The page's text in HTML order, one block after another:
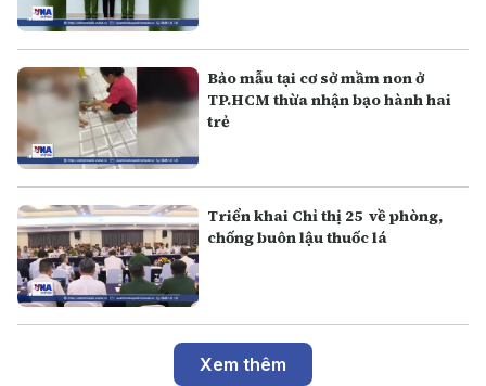
Bảo mẫu tại cơ sở mầm non ở
TP.HCM thừa nhận bạo hành hai
trẻ
Triển khai Chỉ thị 25 về phòng,
chống buôn lậu thuốc lá
Xem thêm